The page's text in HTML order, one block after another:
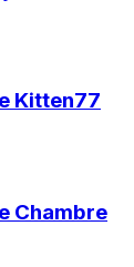
Kitten77
Chambre